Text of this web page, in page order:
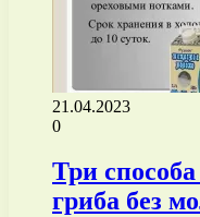
21.04.2023
0
Три
гриба без